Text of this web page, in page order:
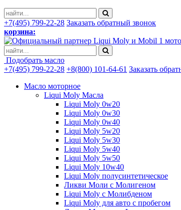
+7(495) 799-22-28 Заказать обратный звонок
корзина:
Подобрать масло
+7(495) 799-22-28 +8(800) 101-64-61 Заказать
Масло моторное
Liqui Moly Масла
Liqui Moly 0w20
Liqui Moly 0w30
Liqui Moly 0w40
Liqui Moly 5w20
Liqui Moly 5w30
Liqui Moly 5w40
Liqui Moly 5w50
Liqui Moly 10w40
Liqui Moly полусинтетическое
Ликви Моли с Молигеном
Liqui Moly с Молибденом
Liqui Moly для авто с пробегом